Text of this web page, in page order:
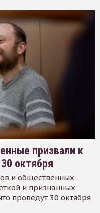
призвали к
октября
и общественных
и признанных
проведут 30 октября